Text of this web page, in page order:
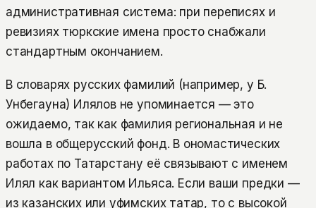
административная система: при переписях и
ревизиях тюркские имена просто снабжали
стандартным окончанием.
В словарях русских фамилий (например, у Б.
Унбегауна) Илялов не упоминается — это
ожидаемо, так как фамилия региональная и не
вошла в общерусский фонд. В ономастических
работах по Татарстану её связывают с именем
Илял как вариантом Ильяса. Если ваши предки —
из казанских или уфимских татар, то с высокой